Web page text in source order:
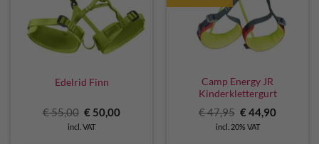
Edelrid Finn
€55,00 Original
price
was:
€ 50,00Current
incl. VAT
Camp Energy JR
Kinderklettergurt
€47,95 Original
price
was:
€44,90Current
incl. 20% VAT